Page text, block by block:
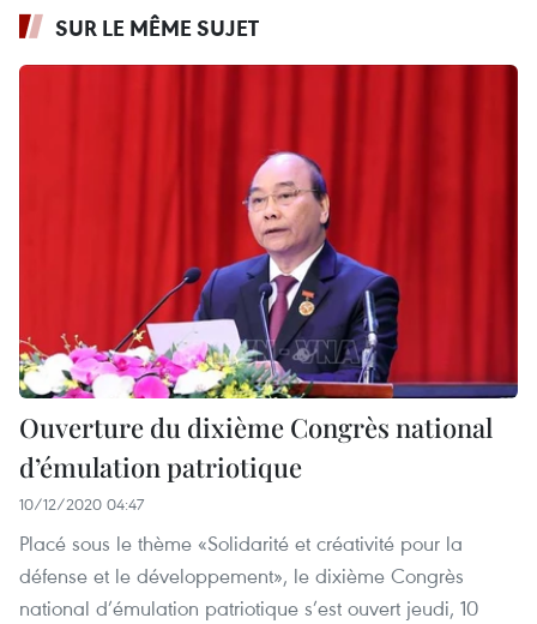
SUR LE MÊME SUJET
Ouverture du dixième Congrès national
d’émulation patriotique
10/12/2020 04:47
Placé sous le thème «Solidarité et créativité pour la
défense et le développement», le dixième Congrès
national d’émulation patriotique s’est ouvert jeudi, 10